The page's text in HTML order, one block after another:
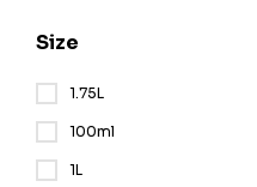
Size
1.75L
100ml
1L